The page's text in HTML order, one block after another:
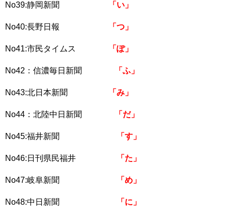
No39:静岡新聞 「い」
No40:長野日報 「つ」
No41:市民タイムス 「ぽ」
No42：信濃毎日新聞 「ふ」
No43:北日本新聞 「み」
No44：北陸中日新聞 「だ」
No45:福井新聞 「す」
No46:日刊県民福井 「た」
No47:岐阜新聞 「め」
No48:中日新聞 「に」